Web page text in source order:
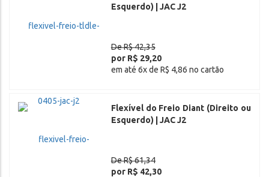
Esquerdo) | JAC J2
De R$ 42,35
por R$ 29,20
em até 6x de R$ 4,86 no cartão
Flexível do Freio Diant (Direito ou
Esquerdo) | JAC J2
De R$ 61,34
por R$ 42,30